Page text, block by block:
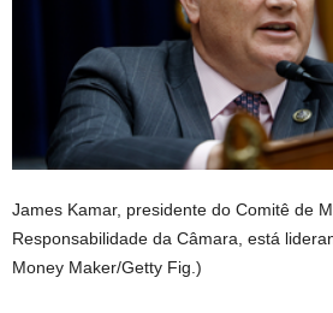
James Kamar, presidente do Comitê de
Responsabilidade da Câmara, está
Money Maker/Getty Fig.)